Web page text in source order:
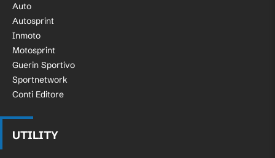
Auto
Autosprint
Inmoto
Motosprint
Guerin Sportivo
Sportnetwork
Conti Editore
UTILITY